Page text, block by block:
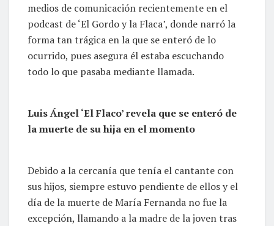
medios de comunicación recientemente en el
podcast de ‘El Gordo y la Flaca’, donde narró la
forma tan trágica en la que se enteró de lo
ocurrido, pues asegura él estaba escuchando
todo lo que pasaba mediante llamada.
Luis Ángel ‘El Flaco’ revela que se enteró de
la muerte de su hija en el momento
Debido a la cercanía que tenía el cantante con
sus hijos, siempre estuvo pendiente de ellos y el
día de la muerte de María Fernanda no fue la
excepción, llamando a la madre de la joven tras